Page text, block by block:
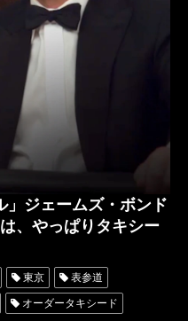
」ジェームズ・ボンド
、やっぱりタキシー
東京 表参道
オーダータキシード